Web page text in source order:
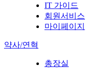
IT 가이드
회원서비스
마이페이지
약사/연혁
총장실